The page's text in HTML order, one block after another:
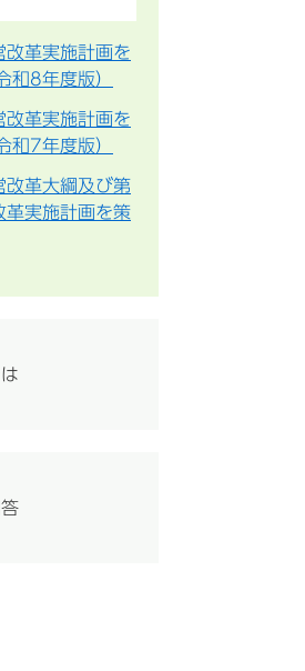
革実施計画を
和8年度版）
革実施計画を
和7年度版）
革大綱及び第
革実施計画を策